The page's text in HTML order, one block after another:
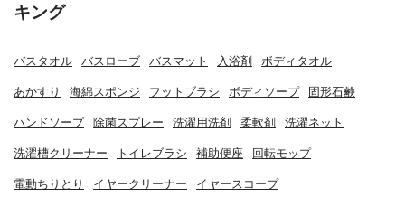
キング
バスタオル バスローブ バスマット 入浴剤 ボディタオル
あかすり 海綿スポンジ フットブラシ ボディソープ 固形石鹸
ハンドソープ 除菌スプレー 洗濯用洗剤 柔軟剤 洗濯ネット
洗濯槽クリーナー トイレブラシ 補助便座 回転モップ
電動ちりとり イヤークリーナー イヤースコープ